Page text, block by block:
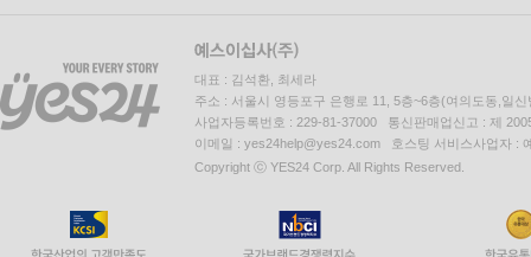
대표 : 김석환, 최세라
주소 : 서울시 영등포구 은행로 11, 5층~6층(여의도동,일신
사업자등록번호 : 229-81-37000 통신판매업신고 : 제
이메일 : yes24help@yes24.com 호스팅 서비스사업자 :
Copyright ⓒ YES24 Corp. All Rights Reserved.